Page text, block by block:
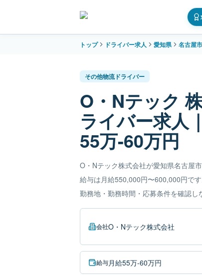
トップ ドライバー求人 愛知県 名古屋市
その他物流ドライバー
O・Nテック
ライバー求人
55万-60万円
O・Nテック株式会社が愛知県名古屋
給与は月給550,000円〜600,000円です
勤務地・勤務時間・応募条件を確認し
会社O・Nテック株式会社
給与月給55万-60万円